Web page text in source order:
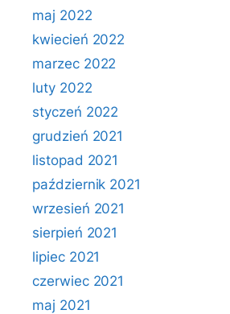
maj 2022
kwiecień 2022
marzec 2022
luty 2022
styczeń 2022
grudzień 2021
listopad 2021
październik 2021
wrzesień 2021
sierpień 2021
lipiec 2021
czerwiec 2021
maj 2021